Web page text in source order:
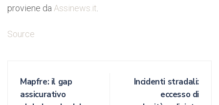
proviene da Assinews.it
Source
Mapfre: il gap
assicurativo
Incidenti stradali:
eccesso di